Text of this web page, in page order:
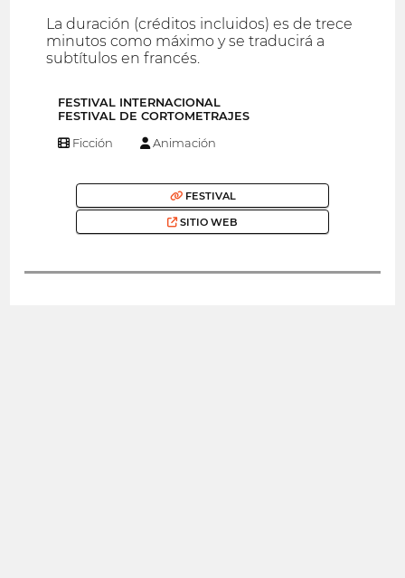
La duración (créditos incluidos) es de trece
minutos como máximo y se traducirá a
subtítulos en francés.
FESTIVAL INTERNACIONAL
FESTIVAL DE CORTOMETRAJES
Ficción Animación
FESTIVAL
SITIO WEB